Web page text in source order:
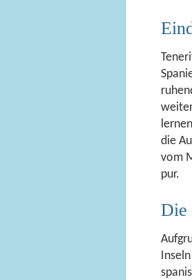
die
vom
pur.
Die